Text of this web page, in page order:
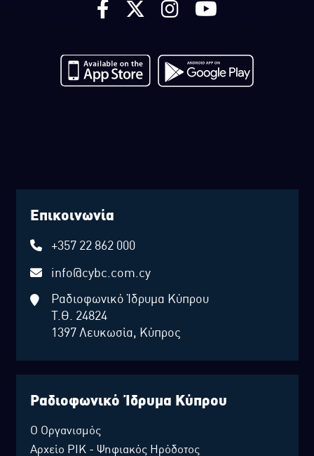
Επικοινωνία
+357 22 862 000
info@cybc.com.cy
Ραδιοφωνικό Ίδρυμα Κύπρου
Τ.Θ. 24824
1397 Λευκωσία, Κύπρος
Ραδιοφωνικό Ίδρυμα Κύπρου
Ο Οργανισμός
Αρχείο ΡΙΚ - Ψηφιακός Ηρόδοτος